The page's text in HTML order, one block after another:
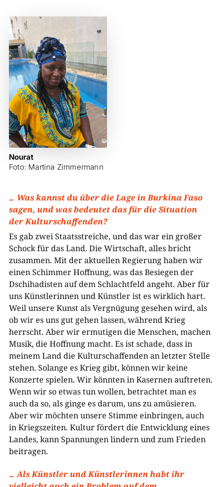
Nourat
Foto: Martina Zimmermann
Was kannst du über die Lage in Burkina Faso
sagen, und was bedeutet das für die Situation
der Kulturschaffenden?
Es gab zwei Staatsstreiche, und das war ein großer
Schock für das Land. Die Wirtschaft, alles bricht
zusammen. Mit der aktuellen Regierung haben wir
einen Schimmer Hoffnung, was das Besiegen der
Dschihadisten auf dem Schlachtfeld angeht. Aber für
uns Künstlerinnen und Künstler ist es wirklich hart.
Weil unsere Kunst als Vergnügung gesehen wird, als
ob wir es uns gut gehen lassen, während Krieg
herrscht. Aber wir ermutigen die Menschen, machen
Musik, die Hoffnung macht. Es ist schade, dass in
meinem Land die Kulturschaffenden an letzter Stelle
stehen. Solange es Krieg gibt, können wir keine
Konzerte spielen. Wir könnten in Kasernen auftreten.
Wenn wir so etwas tun wollen, betrachtet man es
auch da so, als ginge es darum, uns zu amüsieren.
Aber wir möchten unsere Stimme einbringen, auch
in Kriegszeiten. Kultur fördert die Entwicklung eines
Landes, kann Spannungen lindern und zum Frieden
beitragen.
Als Künstler und Künstlerinnen habt ihr